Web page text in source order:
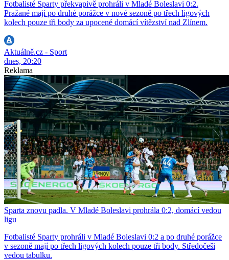
Fotbalisté Sparty překvapivě prohráli v Mladé Boleslavi 0:2.
Pražané mají po druhé porážce v nové sezoně po třech ligových
kolech pouze tři body za upocené domácí vítězství nad Zlínem.
Aktuálně.cz - Sport
dnes, 20:20
Reklama
Sparta znovu padla. V Mladé Boleslavi prohrála 0:2, domácí vedou
ligu
Fotbalisté Sparty prohráli v Mladé Boleslavi 0:2 a po druhé porážce
v sezoně mají po třech ligových kolech pouze tři body. Středočeši
vedou tabulku.